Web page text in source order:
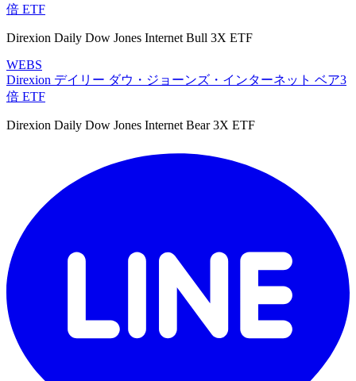
倍 ETF
Direxion Daily Dow Jones Internet Bull 3X ETF
WEBS
Direxion デイリー ダウ・ジョーンズ・インターネット ベア3
倍 ETF
Direxion Daily Dow Jones Internet Bear 3X ETF